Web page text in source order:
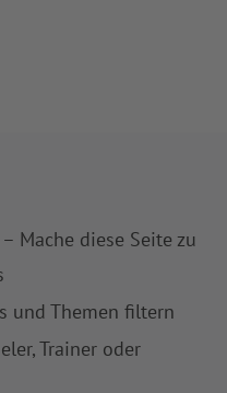
Mache diese Seite zu
und Themen filtern
Trainer oder